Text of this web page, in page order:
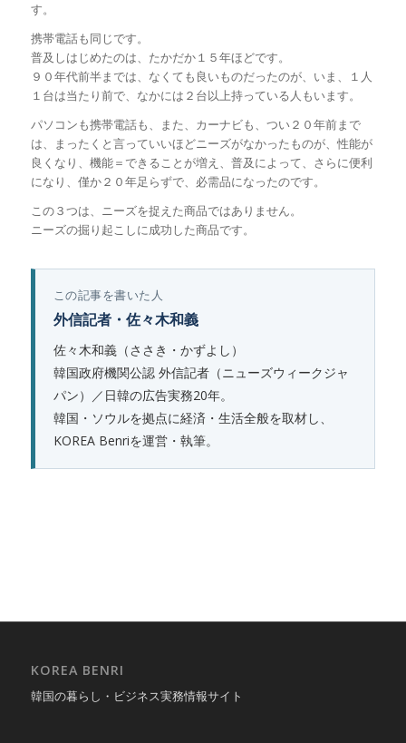
す。
携帯電話も同じです。
普及しはじめたのは、たかだか１５年ほどです。
９０年代前半までは、なくても良いものだったのが、いま、１人
１台は当たり前で、なかには２台以上持っている人もいます。
パソコンも携帯電話も、また、カーナビも、つい２０年前まで
は、まったくと言っていいほどニーズがなかったものが、性能が
良くなり、機能＝できることが増え、普及によって、さらに便利
になり、僅か２０年足らずで、必需品になったのです。
この３つは、ニーズを捉えた商品ではありません。
ニーズの掘り起こしに成功した商品です。
この記事を書いた人
外信記者・佐々木和義
佐々木和義（ささき・かずよし）
韓国政府機関公認 外信記者（ニューズウィークジャ
パン）／日韓の広告実務20年。
韓国・ソウルを拠点に経済・生活全般を取材し、
KOREA Benriを運営・執筆。
KOREA BENRI
韓国の暮らし・ビジネス実務情報サイト